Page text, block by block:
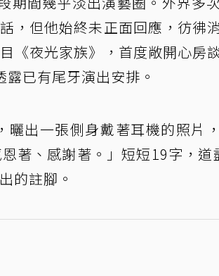
，但他始終未正面回應，彷彿
《夜光家族》，首度敞開心房
已有尾牙演出安排。
出一張側身戴著耳機的照片
著、感謝著。」短短19字，道
的註腳。